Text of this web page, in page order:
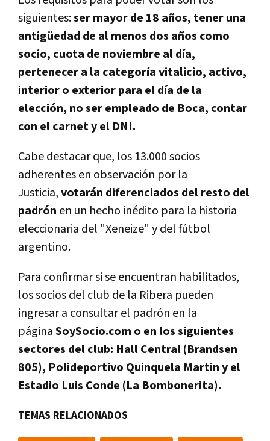
siguientes:ser mayor de 18 años, tener una
antigüedad de al menos dos años como
socio, cuota de noviembre al día,
pertenecer a la categoría vitalicio, activo,
interior o exterior para el día de la
elección, no ser empleado de Boca, contar
con el carnet y el DNI.
Cabe destacar que, los 13.000 socios
adherentes en observación por la
Justicia,votarán diferenciados del resto del
padrón en un hecho inédito para la historia
eleccionaria del "Xeneize" y del fútbol
argentino.
Para confirmar si se encuentran habilitados,
los socios del club de la Ribera pueden
ingresar a consultar el padrón en la
páginaSoySocio.com o en los siguientes
sectores del club: Hall Central (Brandsen
805), Polideportivo Quinquela Martin y el
Estadio Luis Conde (La Bombonerita).
TEMAS RELACIONADOS